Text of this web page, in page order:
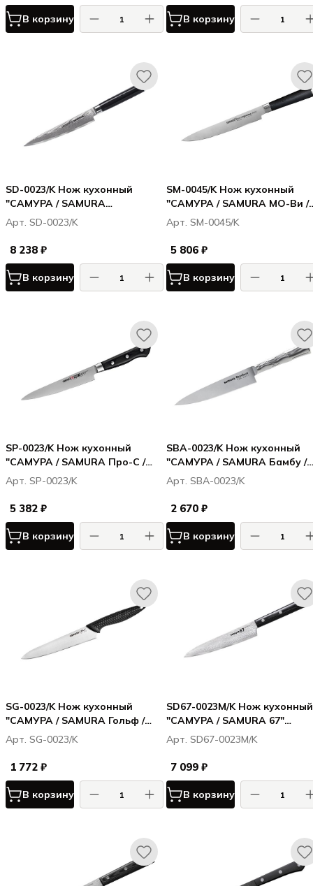
В корзину В корзину
SD-0023/K Нож кухонный
"САМУРА / SAMURA
ДАМАСКУС / DAMASCUS"
универсальный 150 мм, G-10,
дамаск 67 слоев
Арт. SD-0023/K
8 238 ₽
В корзину
SM-0045/K Нож кухонный
"САМУРА / SAMURA МО-Ви /
MO-V" для нарезки 230 мм,
10
Арт. SM-0045/K
5 806 ₽
В корзину
SP-0023/K Нож кухонный
"САМУРА / SAMURA Про-С /
Pro-S" универсальный 145 мм,
G-10
Арт. SP-0023/K
5 382 ₽
В корзину
SBA-0023/K Нож кухонный
"САМУРА / SAMURA Бамбу /
Bamboo" универсальный
150мм, AUS-8
Арт. SBA-0023/K
2 670 ₽
В корзину
SG-0023/K Нож кухонный
"САМУРА / SAMURA Гольф /
Golf" универсальный 158 мм,
AUS-8
Арт. SG-0023/K
1 772 ₽
В корзину
SD67-0023M/K Нож кухонный
"САМУРА / SAMURA 67"
универсальный 150 мм,
дамаск 67 слоев, микарта
Арт. SD67-0023M/K
7 099 ₽
В корзину